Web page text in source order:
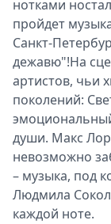
нотками
пройдет
Санкт-
дежавю"!На
артистов, чьи
поколений:
души. Maкс
невозможно
– музыка, под
Людмила
каждой ноте.